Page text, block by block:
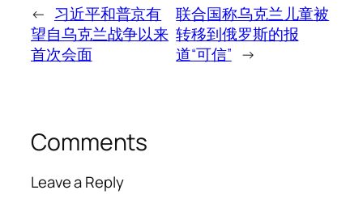
← 习近平和普京有
望自乌克兰战争以来
首次会面
联合国称乌克兰儿童被
转移到俄罗斯的报
道“可信” →
Comments
Leave a Reply